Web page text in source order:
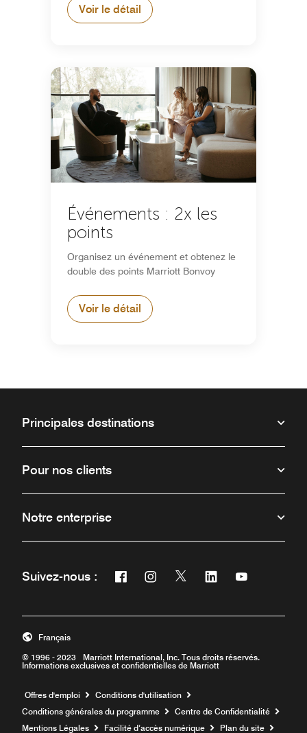
Voir le détail
Événements : 2x les
points
Organisez un événement et obtenez le
double des points Marriott Bonvoy
Voir le détail
Principales destinations
Pour nos clients
Notre enterprise
Suivez-nous : Facebook
Ouvre une nouvelle fenêtre
Instagram
Ouvre une nouvelle fenêtre
Twitter
Ouvre une nouvelle
Linkedin
Ouvre uneOuvre une
© 1996 - 2023 Marriott International, Inc. Tous droits réservés.
Informations exclusives et confidentielles de Marriott
Français
Offres d'emploi Ouvre une nouvelle fenêtre
Conditions d'utilisation
Conditions générales du programme
Centre de Confidentialité
Mentions Légales
Facilité d’accès numérique Plan du site